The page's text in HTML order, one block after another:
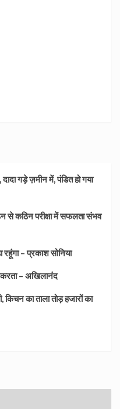
दादा गड़े ज़मीन में, पंडित हो गया
से कठिन परीक्षा में सफलता संभव
– प्रकाश सोनिया
करता – अखिलानंद
किचन का ताला तोड़ हजारों का